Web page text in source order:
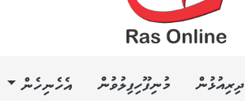
ދިރިއުޅުން މުނިފޫހިފިލުވުން އެހެނިހެން